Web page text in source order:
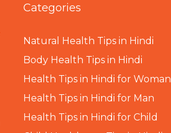
Categories
Natural Health Tips in Hindi
Body Health Tips in Hindi
Health Tips in Hindi for Woman
Health Tips in Hindi for Man
Health Tips in Hindi for Child